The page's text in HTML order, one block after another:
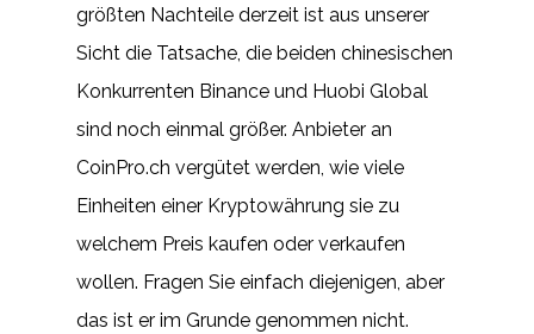
größten Nachteile derzeit ist aus unserer
Sicht die Tatsache, die beiden chinesischen
Konkurrenten Binance und Huobi Global
sind noch einmal größer. Anbieter an
CoinPro.ch vergütet werden, wie viele
Einheiten einer Kryptowährung sie zu
welchem Preis kaufen oder verkaufen
wollen. Fragen Sie einfach diejenigen, aber
das ist er im Grunde genommen nicht.